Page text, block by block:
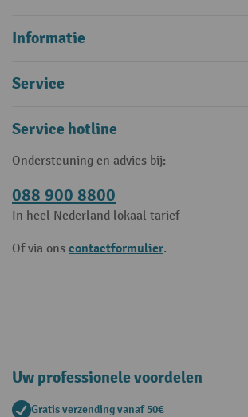
Informatie
Service
Service hotline
Ondersteuning en advies bij:
088 900 8800
In heel Nederland lokaal tarief
Of via ons contactformulier.
Uw professionele voordelen
Gratis verzending vanaf 50€